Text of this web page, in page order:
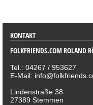
KONTAKT
FOLKFRIENDS.COM ROLAND
Tel.: 04267 / 953627
E-Mail:
Lindenstraße 38
27389 Stemmen